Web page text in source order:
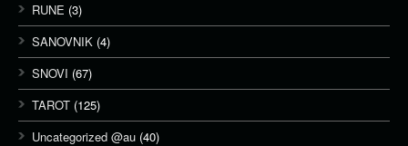
RUNE (3)
SANOVNIK (4)
SNOVI (67)
TAROT (125)
Uncategorized @au (40)